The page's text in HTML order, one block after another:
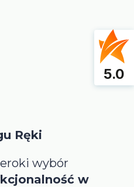
Ręki
wybór
w
5.0